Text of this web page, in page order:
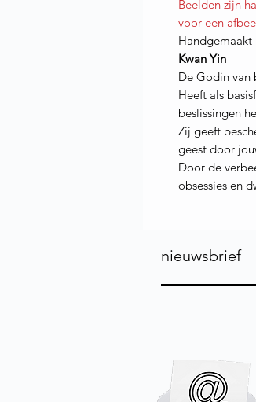
Beelden zijn
voor een
Kwan Yin
De Godin van
Heeft als
beslissingen
Zij geeft
geest door
Door de
obsessies en
nieuwsbrief